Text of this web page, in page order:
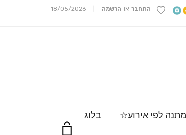
התחבר או הרשמה 18/05/2026
מתנה לפי אירוע☆ בלוג